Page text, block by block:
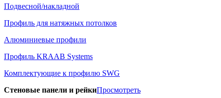
Подвесной/накладной
Профиль для натяжных потолков
Алюминиевые профили
Профиль KRAAB Systems
Комплектующие к профилю SWG
Стеновые панели и рейкиПросмотреть